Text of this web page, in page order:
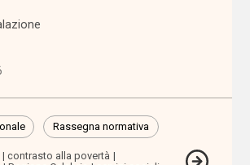
Rassegna normativa
contrasto alla povertà